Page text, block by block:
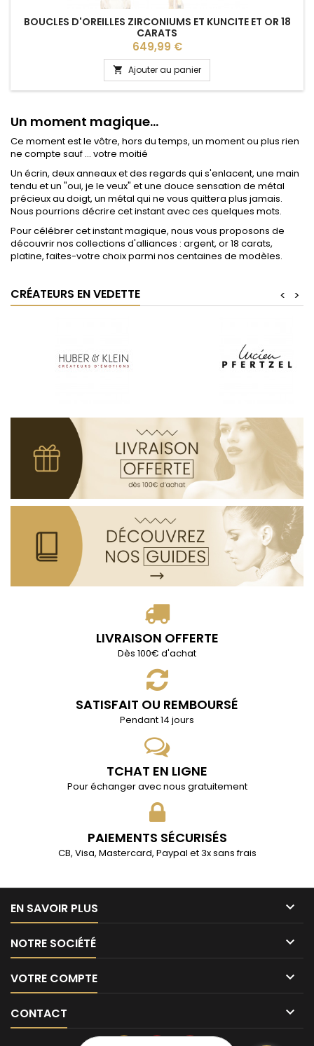
BOUCLES D'OREILLES ZIRCONIUMS ET KUNCITE ET OR 18
CARATS
Prix
649,99 €
 Ajouter au panier
Un moment magique...
Ce moment est le vôtre, hors du temps, un moment ou plus rien
ne compte sauf ... votre moitié
Un écrin, deux anneaux et des regards qui s'enlacent, une main
tendu et un "oui, je le veux" et une douce sensation de métal
précieux au doigt, un métal qui ne vous quittera plus jamais.
Nous pourrions décrire cet instant avec ces quelques mots.
Pour célébrer cet instant magique, nous vous proposons de
découvrir nos collections d'alliances : argent, or 18 carats,
platine, faites-votre choix parmi nos centaines de modèles.
CRÉATEURS EN VEDETTE >
<
LIVRAISON OFFERTE
Dès 100€ d'achat
SATISFAIT OU REMBOURSÉ
Pendant 14 jours
TCHAT EN LIGNE
Pour échanger avec nous gratuitement
PAIEMENTS SÉCURISÉS
CB, Visa, Mastercard, Paypal et 3x sans frais
EN SAVOIR PLUS 
NOTRE SOCIÉTÉ 
VOTRE COMPTE 
CONTACT 